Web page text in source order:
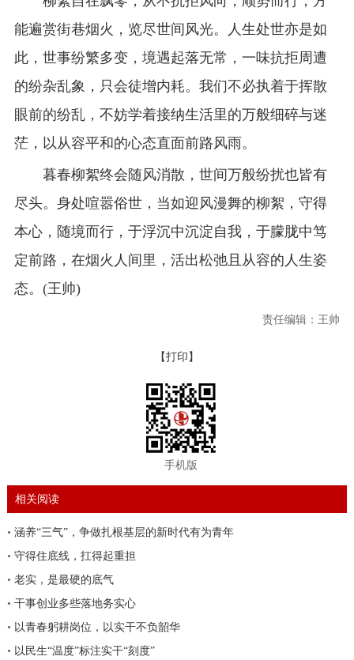
能遍赏街巷烟火，览尽世间风光。人生处世亦是如
此，世事纷繁多变，境遇起落无常，一味抗拒周遭
的纷杂乱象，只会徒增内耗。我们不必执着于挥散
眼前的纷乱，不妨学着接纳生活里的万般细碎与迷
茫，以从容平和的心态直面前路风雨。
暮春柳絮终会随风消散，世间万般纷扰也皆有
尽头。身处喧嚣俗世，当如迎风漫舞的柳絮，守得
本心，随境而行，于浮沉中沉淀自我，于朦胧中笃
定前路，在烟火人间里，活出松弛且从容的人生姿
态。(王帅)
责任编辑：王帅
【打印】
手机版
相关阅读
• 涵养“三气”，争做扎根基层的新时代有为青年
• 守得住底线，扛得起重担
• 老实，是最硬的底气
• 干事创业多些落地务实心
• 以青春躬耕岗位，以实干不负韶华
• 以民生“温度”标注实干“刻度”